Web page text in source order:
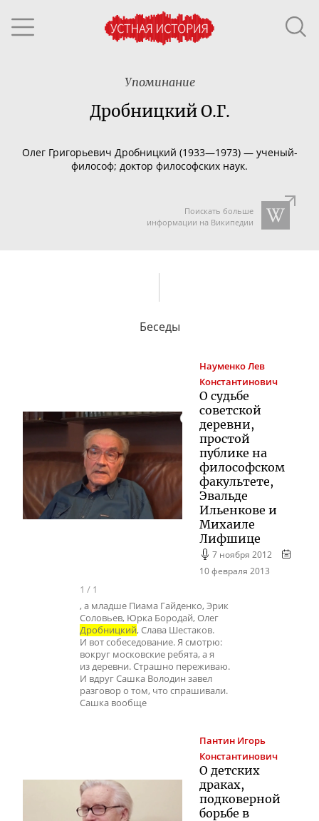
Упоминание
Дробницкий О.Г.
Олег Григорьевич Дробницкий (1933—1973) — ученый-
философ; доктор философских наук.
Поискать больше
информации на Википедии
Беседы
НауменкоЛев
Константинович
О судьбе
советской
деревни,
простой
публике на
философском
факультете,
Эвальде
Ильенкове и
Михаиле
Лифшице
7 ноября 2012
10 февраля 2013
1 / 1
, а младше Пиама Гайденко, Эрик
Соловьев, Юрка Бородай, Олег
Дробницкий, Слава Шестаков.
И вот собеседование. Я смотрю:
вокруг московские ребята, а я
из деревни. Страшно переживаю.
И вдруг Сашка Володин завел
разговор о том, что спрашивали.
Сашка вообще
Пантин Игорь
Константинович
О детских
драках,
подковерной
борьбе в